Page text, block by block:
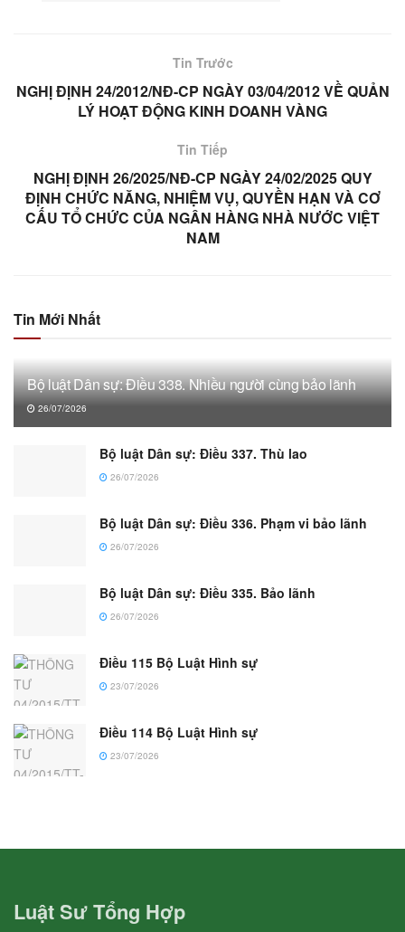
Tin Trước
NGHỊ ĐỊNH 24/2012/NĐ-CP NGÀY 03/04/2012 VỀ QUẢN
LÝ HOẠT ĐỘNG KINH DOANH VÀNG
Tin Tiếp
NGHỊ ĐỊNH 26/2025/NĐ-CP NGÀY 24/02/2025 QUY
ĐỊNH CHỨC NĂNG, NHIỆM VỤ, QUYỀN HẠN VÀ CƠ
CẤU TỔ CHỨC CỦA NGÂN HÀNG NHÀ NƯỚC VIỆT
NAM
Tin Mới Nhất
Bộ luật Dân sự: Điều 338. Nhiều người cùng bảo lãnh
26/07/2026
Bộ luật Dân sự: Điều 337. Thù lao
26/07/2026
Bộ luật Dân sự: Điều 336. Phạm vi bảo lãnh
26/07/2026
Bộ luật Dân sự: Điều 335. Bảo lãnh
26/07/2026
Điều 115 Bộ Luật Hình sự
23/07/2026
Điều 114 Bộ Luật Hình sự
23/07/2026
Luật Sư Tổng Hợp